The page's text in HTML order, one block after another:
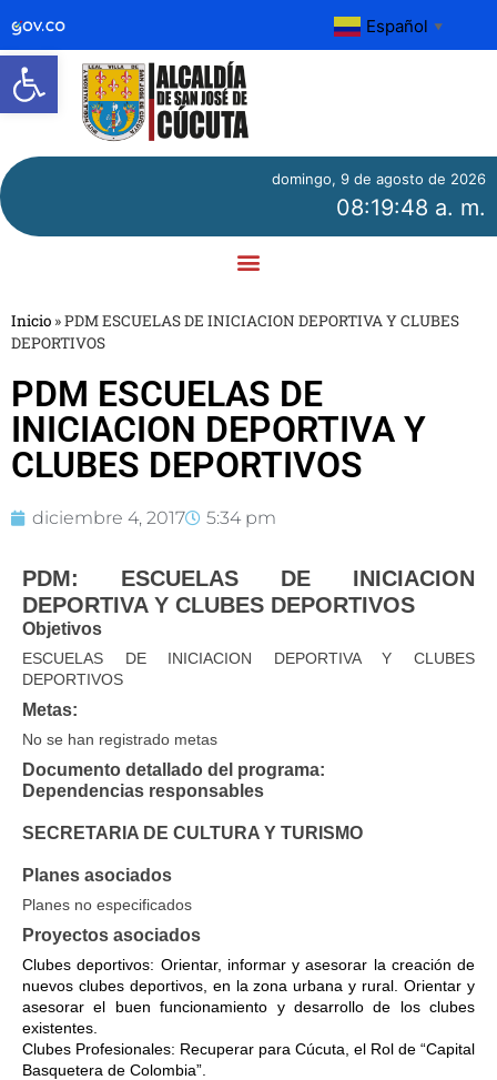
Abrir barra de herramientas
Español ▼
domingo, 9 de agosto de 2026
08:19:48 a. m.
Inicio »PDM ESCUELAS DE INICIACION DEPORTIVA Y CLUBES
DEPORTIVOS
PDM ESCUELAS DE
INICIACION DEPORTIVA Y
CLUBES DEPORTIVOS
diciembre 4, 2017 5:34 pm
PDM: ESCUELAS DE INICIACION
DEPORTIVA Y CLUBES DEPORTIVOS
Objetivos
ESCUELAS DE INICIACION DEPORTIVA Y CLUBES
DEPORTIVOS
Metas:
No se han registrado metas
Documento detallado del programa:
Dependencias responsables
SECRETARIA DE CULTURA Y TURISMO
Planes asociados
Planes no especificados
Proyectos asociados
Clubes deportivos: Orientar, informar y asesorar la creación de
nuevos clubes deportivos, en la zona urbana y rural. Orientar y
asesorar el buen funcionamiento y desarrollo de los clubes
existentes.
Clubes Profesionales: Recuperar para Cúcuta, el Rol de “Capital
Basquetera de Colombia”.